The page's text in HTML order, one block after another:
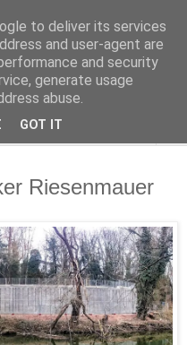
Saale
Riesenmauer
to deliver its services
and user-agent are
and security
generate usage
abuse.
GOT IT